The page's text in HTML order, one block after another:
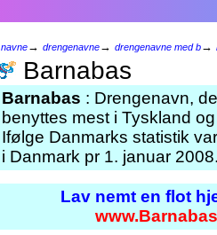
navne→ drengenavne→ drengenavne med b→
Barnabas
Barnabas : Drengenavn,
benyttes mest i Tyskland
Ifølge Danmarks statistik
i Danmark pr 1. januar
Lav nemt en flot